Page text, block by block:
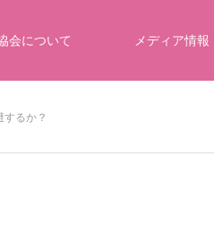
会について メディア情報
るか？